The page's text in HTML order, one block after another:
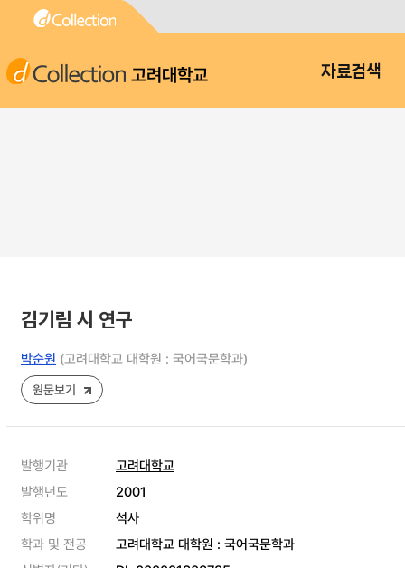
고려대학교 자료검색
김기림 시 연구
박순원 (고려대학교 대학원 : 국어국문학과)
원문보기
발행기관
고려대학교
발행년도
2001
학위명
석사
학과 및 전공
고려대학교 대학원 : 국어국문학과